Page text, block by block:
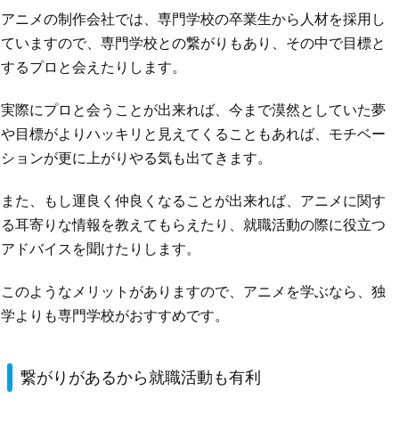
アニメの制作会社では、専門学校の卒業生から人材を採用し
ていますので、専門学校との繋がりもあり、その中で目標と
するプロと会えたりします。
実際にプロと会うことが出来れば、今まで漠然としていた夢
や目標がよりハッキリと見えてくることもあれば、モチベー
ションが更に上がりやる気も出てきます。
また、もし運良く仲良くなることが出来れば、アニメに関す
る耳寄りな情報を教えてもらえたり、就職活動の際に役立つ
アドバイスを聞けたりします。
このようなメリットがありますので、アニメを学ぶなら、独
学よりも専門学校がおすすめです。
繋がりがあるから就職活動も有利